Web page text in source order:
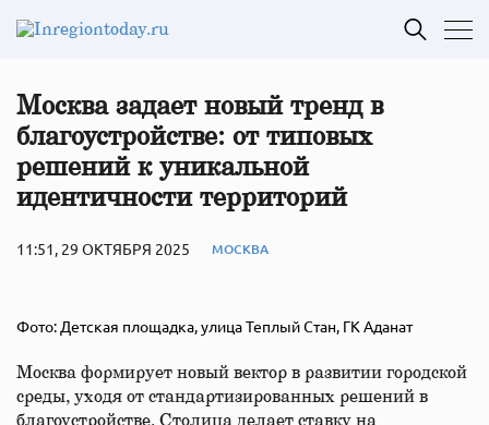
Москва задает новый тренд в
благоустройстве: от типовых
решений к уникальной
идентичности территорий
11:51, 29 ОКТЯБРЯ 2025 МОСКВА
Фото: Детская площадка, улица Теплый Стан, ГК Аданат
Москва формирует новый вектор в развитии городской
среды, уходя от стандартизированных решений в
благоустройстве. Столица делает ставку на